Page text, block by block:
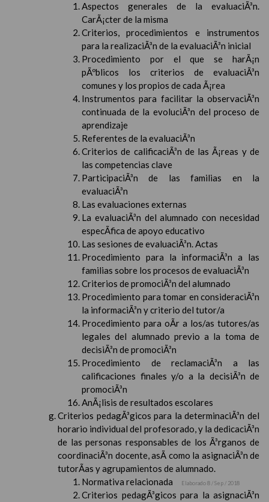
Aspectos generales de la evaluaciÃ³n.
CarÃ¡cter de la misma
Criterios, procedimientos e instrumentos
para la realizaciÃ³n de la evaluaciÃ³n inicial
Procedimiento por el que se harÃ¡n
pÃºblicos los criterios de evaluaciÃ³n
comunes y los propios de cada Ã¡rea
Instrumentos para facilitar la observaciÃ³n
continuada de la evoluciÃ³n del proceso de
aprendizaje
Referentes de la evaluaciÃ³n
Criterios de calificaciÃ³n de las Ã¡reas y de
las competencias clave
ParticipaciÃ³n de las familias en la
evaluaciÃ³n
Las evaluaciones externas
La evaluaciÃ³n del alumnado con necesidad
especÃ­fica de apoyo educativo
Las sesiones de evaluaciÃ³n. Actas
Procedimiento para la informaciÃ³n a las
familias sobre los procesos de evaluaciÃ³n
Criterios de promociÃ³n del alumnado
Procedimiento para tomar en consideraciÃ³n
la informaciÃ³n y criterio del tutor/a
Procedimiento para oÃ­r a los/as tutores/as
legales del alumnado previo a la toma de
decisiÃ³n de promociÃ³n
Procedimiento de reclamaciÃ³n a las
calificaciones finales y/o a la decisiÃ³n de
promociÃ³n
AnÃ¡lisis de resultados escolares
Criterios pedagÃ³gicos para la determinaciÃ³n del
horario individual del profesorado, y la dedicaciÃ³n
de las personas responsables de los Ã³rganos de
coordinaciÃ³n docente, asÃ­ como la asignaciÃ³n de
tutorÃ­as y agrupamientos de alumnado.
Normativa relacionada
Elaborado 8 / Sep / 2018
Criterios pedagÃ³gicos para la asignaciÃ³n